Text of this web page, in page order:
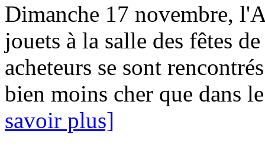
Dimanche 17 novembre,
jouets à la salle des fêtes
acheteurs se sont
bien moins cher que dans
savoir plus]